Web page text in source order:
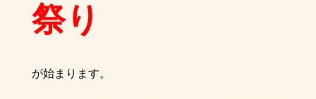
祭り
が始まります。